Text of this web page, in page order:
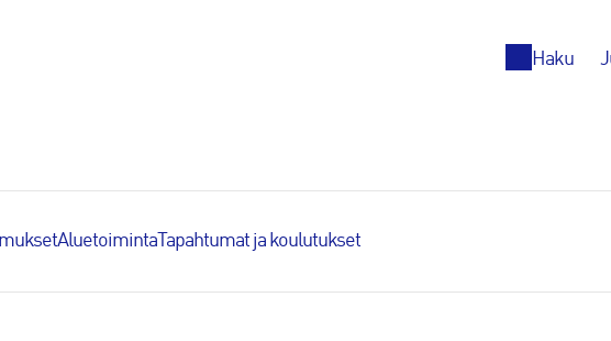
TopHaku
Aluetoiminta Tapahtumat ja koulutukset